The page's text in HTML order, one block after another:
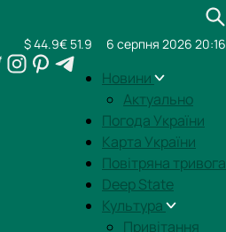
Новини
Актуально
Погода України
Карта України
Повітряна тривога
Deep State
Культура
Привітання
$ 44.9€ 51.9 6 серпня 2026 20:16